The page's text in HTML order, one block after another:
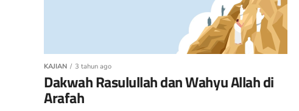
KAJIAN 3 tahun ago
Dakwah Rasulullah dan Wahyu Allah di
Arafah